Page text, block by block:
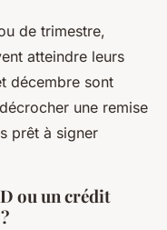
de trimestre,
atteindre leurs
décembre sont
une remise
prêt à signer
ou un crédit